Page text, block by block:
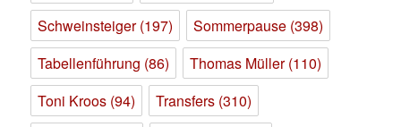
Schweinsteiger(197) Sommerpause (398)
Tabellenführung (86) Thomas Müller(110)
Toni Kroos (94) Transfers (310)